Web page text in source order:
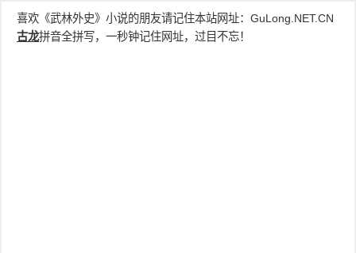
喜欢《武林外史》小说的朋友请记住本站网址： GuLong.NET.CN
古龙拼音全拼写，一秒钟记住网址，过目不忘！